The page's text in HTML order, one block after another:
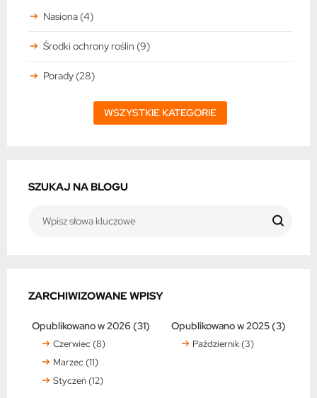
Nasiona (4)
Środki ochrony roślin (9)
Porady (28)
WSZYSTKIE KATEGORIE
SZUKAJ NA BLOGU
ZARCHIWIZOWANE WPISY
Opublikowano w 2026 (31)
Czerwiec (8)
Marzec (11)
Styczeń (12)
Opublikowano w 2025 (3)
Październik (3)